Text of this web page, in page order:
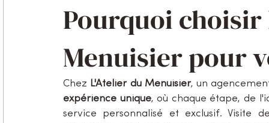
Pourquoi choisir
Menuisier pour
Chez L'Atelier du Menuisier
expérience unique, où chaque étape, de
service personnalisé et exclusif. Visite